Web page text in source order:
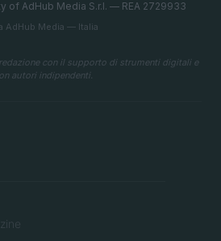
of AdHub Media S.r.l. — REA 2729933
AdHub Media — Italia
con il supporto di strumenti digitali e
autori indipendenti.